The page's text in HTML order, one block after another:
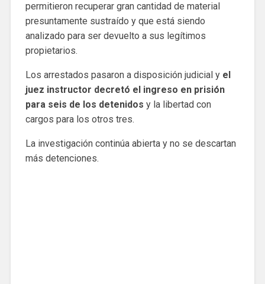
permitieron recuperar gran cantidad de material
presuntamente sustraído y que está siendo
analizado para ser devuelto a sus legítimos
propietarios.
Los arrestados pasaron a disposición judicial y el
juez instructor decretó el ingreso en prisión
para seis de los detenidos y la libertad con
cargos para los otros tres.
La investigación continúa abierta y no se descartan
más detenciones.